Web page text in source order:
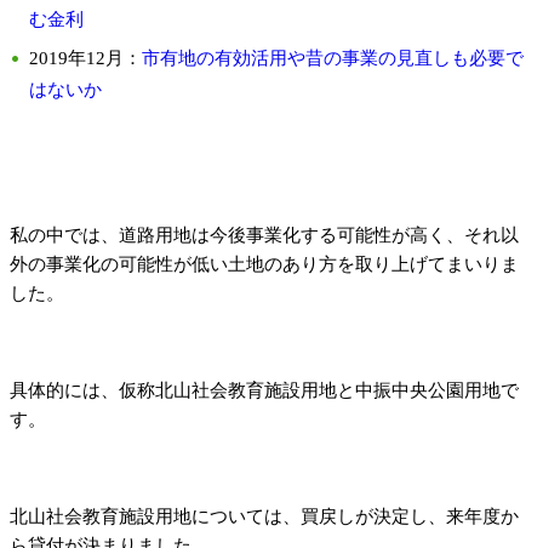
む金利
2019年12月： 市有地の有効活用や昔の事業の見直しも必要で
はないか
私の中では、道路用地は今後事業化する可能性が高く、それ以
外の事業化の可能性が低い土地のあり方を取り上げてまいりま
した。
具体的には、仮称北山社会教育施設用地と中振中央公園用地で
す。
北山社会教育施設用地については、買戻しが決定し、来年度か